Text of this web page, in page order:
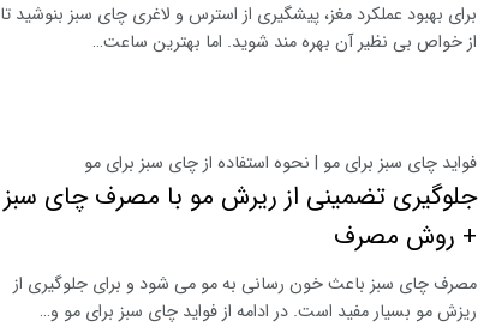
برای بهبود عملکرد مغز، پیشگیری از استرس و لاغری چای سبز بنوشید تا
از خواص بی نظیر آن بهره مند شوید. اما بهترین ساعت…
فواید چای سبز برای مو | نحوه استفاده از چای سبز برای مو
جلوگیری تضمینی از ریرش مو با مصرف چای سبز
+ روش مصرف
مصرف چای سبز باعث خون رسانی به مو می شود و برای جلوگیری از
ریزش مو بسیار مفید است. در ادامه از فواید چای سبز برای مو و…